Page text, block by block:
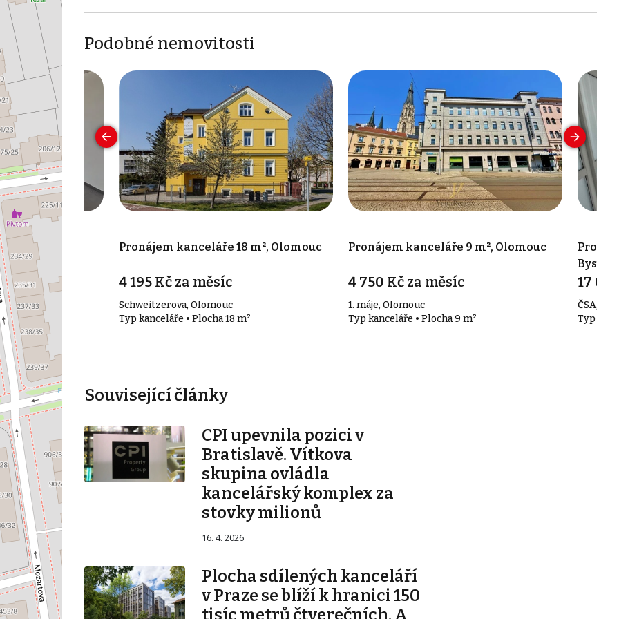
Podobné nemovitosti
m², Velká
m²
Pronájem kanceláře 18 m², Olomouc
4 195 Kč za měsíc
Schweitzerova, Olomouc
Typ kanceláře • Plocha 18 m²
Pronájem kanceláře 9 m², Olomouc
4 750 Kč za měsíc
1. máje, Olomouc
Typ kanceláře • Plocha 9 m²
17
ČSA,
Typ
Související články
CPI upevnila pozici v
Bratislavě. Vítkova
skupina ovládla
kancelářský komplex za
stovky milionů
16. 4. 2026
Plocha sdílených kanceláří
v Praze se blíží k hranici 150
tisíc metrů čtverečních. A